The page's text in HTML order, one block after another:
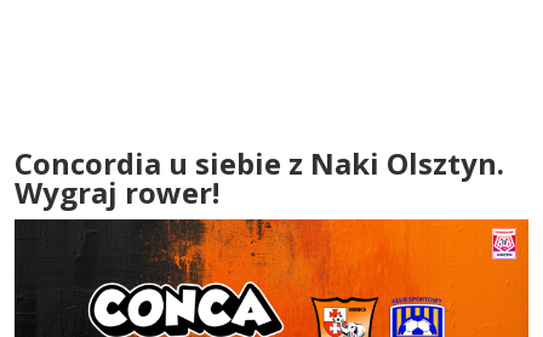
Concordia u siebie z Naki Olsztyn.
Wygraj rower!